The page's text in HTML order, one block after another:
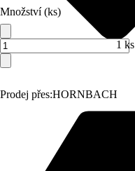
Prodej přes:HORNBACH
Množství (ks)
1 ks